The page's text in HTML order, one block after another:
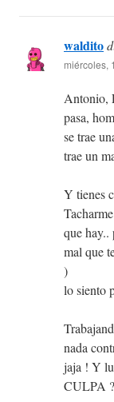
waldito
miércoles,
Antonio,
pasa,
se trae
trae un
Y tienes
que hay..
mal que
)
lo siento
nada
jaja ! Y
CULPA